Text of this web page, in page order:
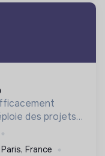
des projets
numérique pour
Paris, France